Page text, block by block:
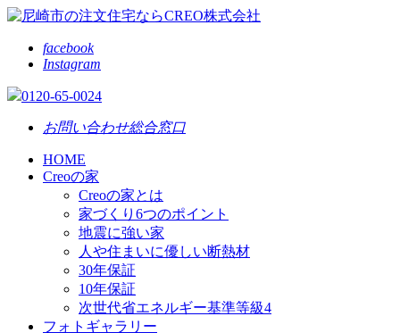
facebook
Instagram
0120-65-0024
お問い合わせ総合窓口
HOME
Creoの家
Creoの家とは
家づくり6つのポイント
地震に強い家
人や住まいに優しい断熱材
30年保証
10年保証
次世代省エネルギー基準等級4
フォトギャラリー